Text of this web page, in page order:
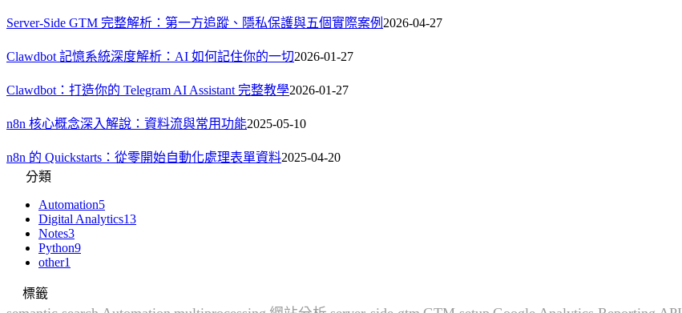
Server-Side GTM 完整解析：第一方追蹤、隱私保護與五個實際案例 2026-04-27
Clawdbot 記憶系統深度解析：AI 如何記住你的一切2026-01-27
Clawdbot：打造你的 Telegram AI Assistant 完整教學2026-01-27
n8n 核心概念深入解說：資料流與常用功能2025-05-10
n8n 的 Quickstarts：從零開始自動化處理表單資料2025-04-20
分類
Automation5
Digital Analytics13
Notes3
Python9
other1
標籤